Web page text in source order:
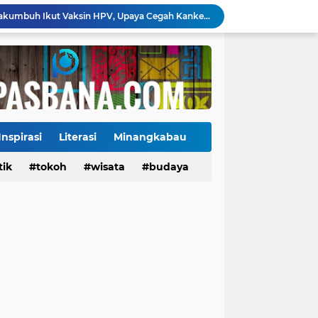
130 ASN dan Warga Payakumbuh Ikut Vaksin HPV, Upaya Cegah Kanker Serviks Diperluas
Ekonomi Indonesia Melaju 5,29%, Sinyal Daya Tahan di Tengah Tekanan Global
Tigo Kayo FC Juara Piala Wali Kota Payakumbuh 2026 Usai Menang Adu Penalti
Danantara Siapkan Gelombang IPO BUMN Jumbo, Pegadaian Masuk Daftar Prioritas
Mahyeldi Raih Penghargaan IPDN atas Kepemimpinan dan Reformasi Birokrasi di Sumbar
Literasi Minangkabau
Tokoh budaya kuliner
tokoh wisata budaya